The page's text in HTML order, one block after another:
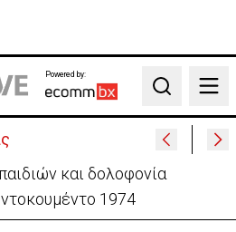
Powered by:
Search
από Τουρκία προς Ουκρανία
Μόσχα;